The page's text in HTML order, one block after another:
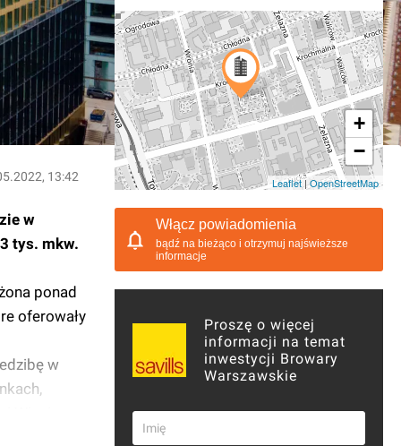
13:42
+
−
Leaflet|OpenStreetMap
w
tys. mkw.
ponad
oferowały
w
Włącz powiadomienia
bądź na bieżąco i otrzymuj najświeższe
informacje
Proszę o więcej
informacji na temat
inwestycji Browary
Warszawskie